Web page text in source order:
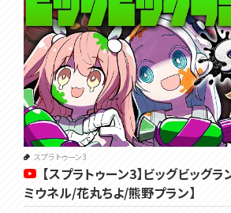
･･･････････････････････････････
Twitter✿https://twitter.com/Miuneru_
（配信やコラボなどの告知はこちら）
Bluesky✿https://bsky.app/profile/
（日常的な呟きはこちら）
GOODS✿https://voms.booth.pm/
OP・ED✿https://youtu.be/PFjnhRsJgHU
配信画面✿https://twitter.com/
スプラトゥーン3
【スプラトゥーン3】ビッグビッグラ
ミウネル/花丸ちよ/熊野プラン】